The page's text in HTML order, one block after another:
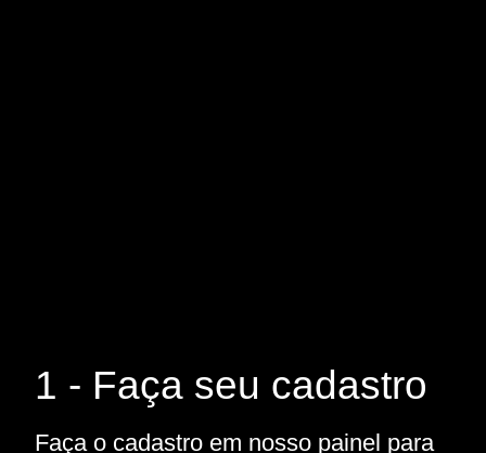
1 - Faça seu cadastro
Faça o cadastro em nosso painel para